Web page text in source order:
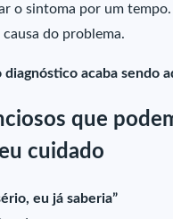
o sintoma por um tempo.
do problema.
diagnóstico acaba sendo
que
cuidado
eu já saberia”